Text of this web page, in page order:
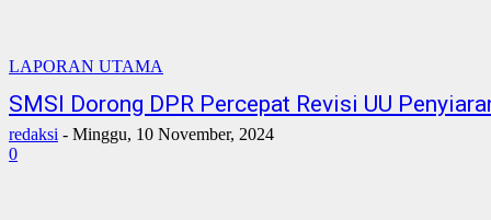
LAPORAN UTAMA
SMSI Dorong DPR Percepat Revisi UU
redaksi - Minggu, 10 November, 2024
0